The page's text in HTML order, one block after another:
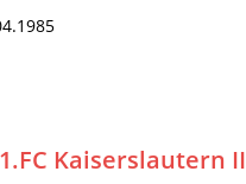
1.FC Kaiserslautern II